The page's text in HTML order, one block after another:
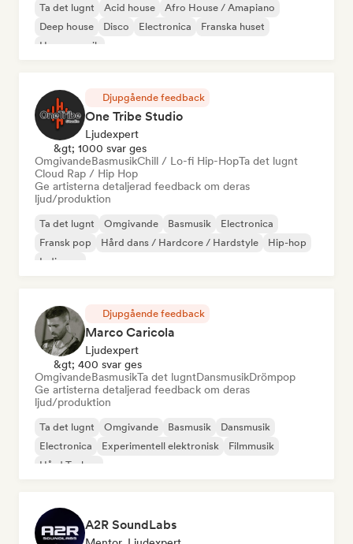
Ta det lugnt Acid house
Afro House / Amapiano
Deep house
Disco Electronica
Franska huset
House-musik
Djupgående feedback
One Tribe Studio
Ljudexpert
&gt; 1000 svar ges
OmgivandeBasmusikChill / Lo-fi Hip-HopTa det lugnt
Cloud Rap / Hip Hop
Ge artisterna detaljerad feedback om deras
ljud/produktion
Ta det lugnt Omgivande Basmusik
Electronica
Fransk pop
Hård dans / Hardcore / Hardstyle
Hip-hop
Indiepop
Djupgående feedback
Marco Caricola
Ljudexpert
&gt; 400 svar ges
OmgivandeBasmusikTa det lugntDansmusikDrömpop
Ge artisterna detaljerad feedback om deras
ljud/produktion
Ta det lugnt Omgivande Basmusik
Dansmusik
Electronica
Experimentell elektronisk
Filmmusik
Hård Techno
A2R SoundLabs